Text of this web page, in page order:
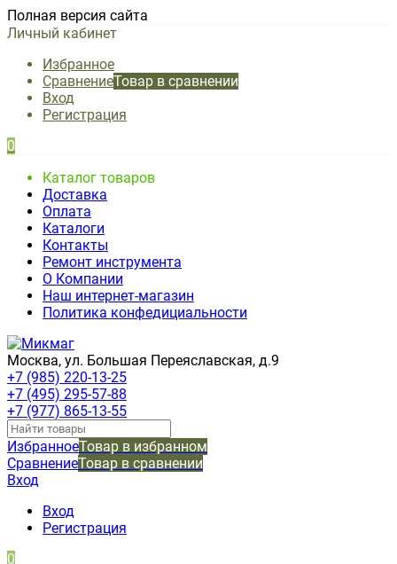
Полная версия сайта
Личный кабинет
Избранное
СравнениеТовар в сравнении
Вход
Регистрация
0
Каталог товаров
Доставка
Оплата
Каталоги
Контакты
Ремонт инструмента
О Компании
Наш интернет-магазин
Политика конфедициальности
Москва, ул. Большая Переяславская, д.9
+7 (985) 220-13-25
+7 (495) 295-57-88
+7 (977) 865-13-55
ИзбранноеТовар в избранном
СравнениеТовар в сравнении
Вход
Вход
Регистрация
0